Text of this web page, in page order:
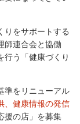
をサポートする
師連合会と協働
行う「健康づくり
準をリニューアル
、健康情報の発信
援の店」を募集